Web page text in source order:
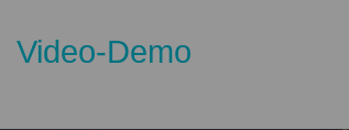
Video-Demo